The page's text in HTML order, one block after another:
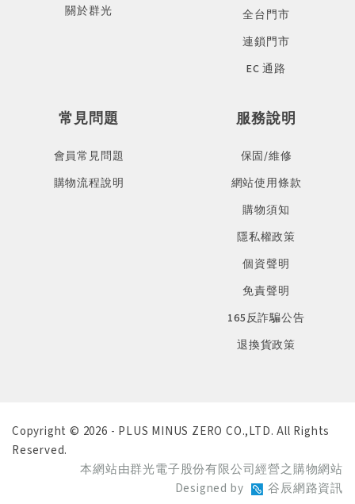
關於群光
全台門市
連鎖門市
EC 通路
常見問題
會員常見問題
購物流程說明
服務說明
保固/維修
網站使用條款
購物須知
隱私權政策
個資聲明
免責聲明
165反詐騙公告
退換貨政策
Copyright © 2026 - PLUS MINUS ZERO CO.,LTD. All Rights
Reserved.
本網站由群光電子股份有限公司經營之購物網站
Designed by
谷辰網路資訊